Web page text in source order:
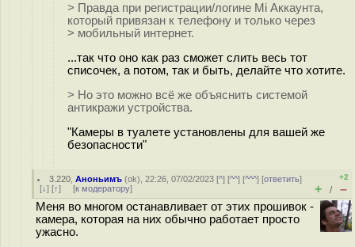
> Правда при регистрации/логине Mi Аккаунта,
который привязан к телефону и только через
> мобильный интернет.
...так что оно как раз сможет слить весь тот
списочек, а потом, так и быть, делайте что хотите.
> Но это можно всё же объяснить системой
антикражи устройства.
"Камеры в туалете установлены для вашей же
безопасности"
3.220 ,Аноньимъ (ok), 22:26, 07/02/2023 [^] [^^] [^^^] [ответить]
[↓] [↑] [к модератору]
+2
+ / –
Меня во многом останавливает от этих прошивок -
камера, которая на них обычно работает просто
ужасно.